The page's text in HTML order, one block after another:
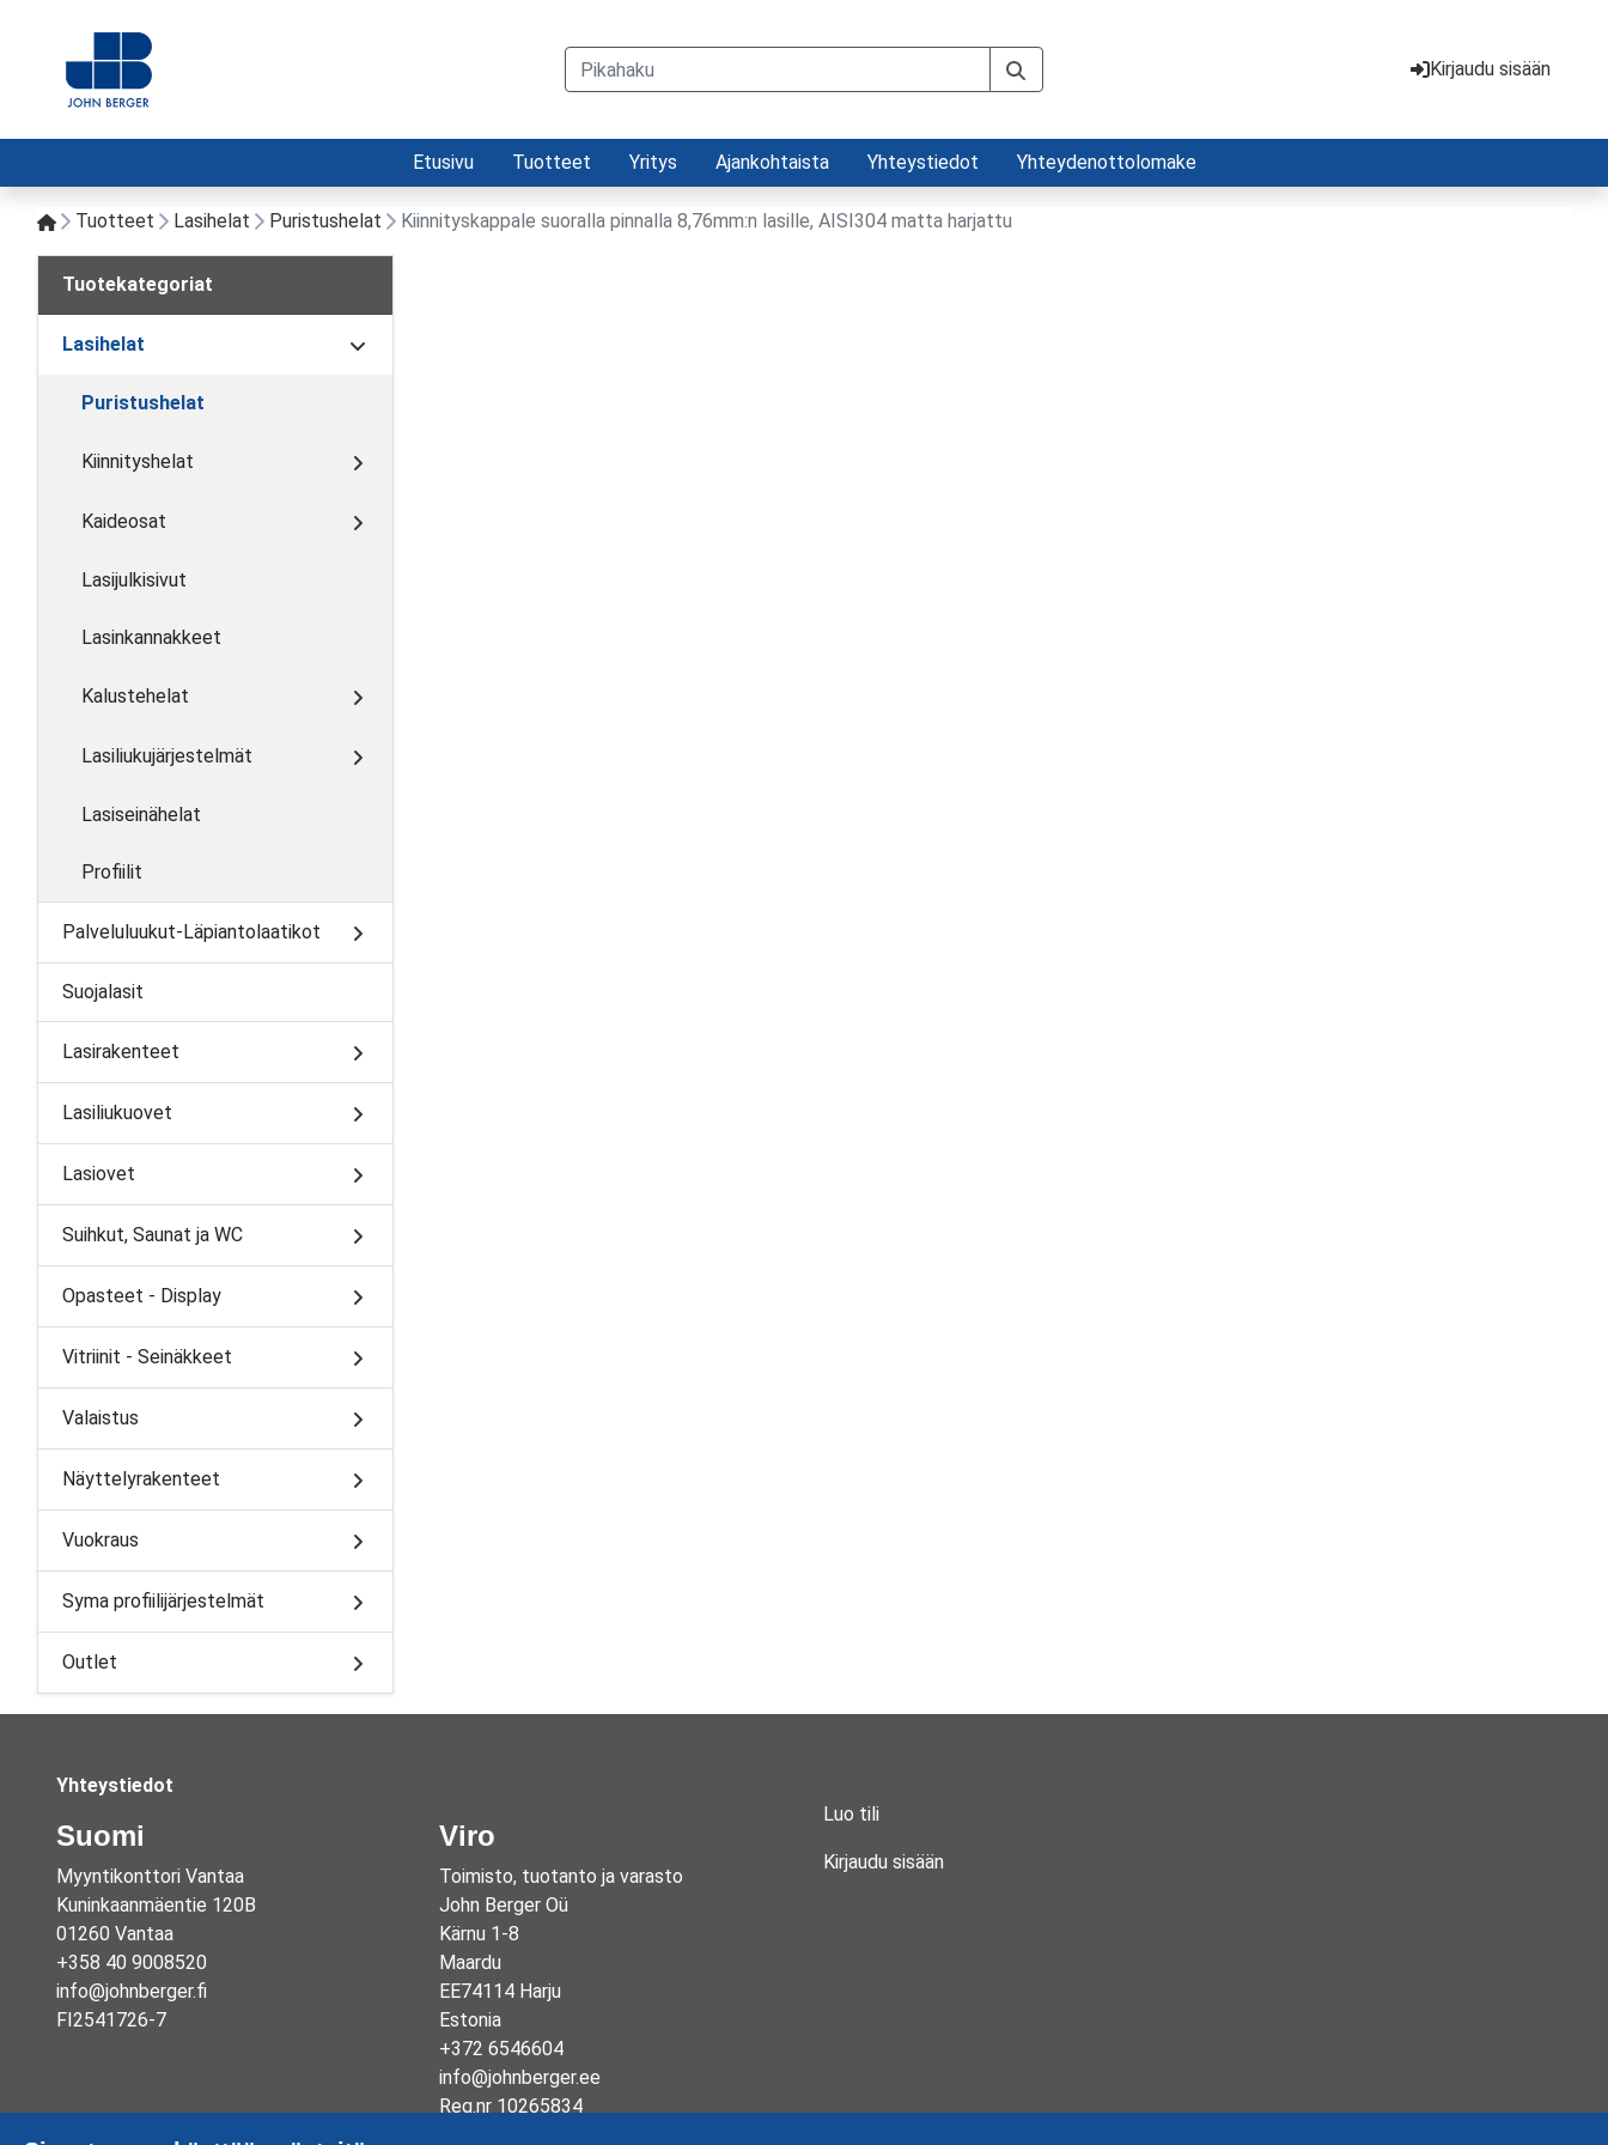
Kirjaudu sisään
Etusivu Tuotteet Yritys Ajankohtaista Yhteystiedot Yhteydenottolomake
Tuotteet Lasihelat Puristushelat Kiinnityskappale suoralla pinnalla 8,76mm:n lasille, AISI304 matta harjattu
Tuotekategoriat
Lasihelat
Puristushelat
Kiinnityshelat
Kaideosat
Lasijulkisivut
Lasinkannakkeet
Kalustehelat
Lasiliukujärjestelmät
Lasiseinähelat
Profiilit
Palveluluukut-Läpiantolaatikot
Suojalasit
Lasirakenteet
Lasiliukuovet
Lasiovet
Suihkut, Saunat ja WC
Opasteet - Display
Vitriinit - Seinäkkeet
Valaistus
Näyttelyrakenteet
Vuokraus
Syma profiilijärjestelmät
Outlet
Yhteystiedot
Suomi
Myyntikonttori Vantaa
Kuninkaanmäentie 120B
01260 Vantaa
+358 40 9008520
info@johnberger.fi
FI2541726-7
Viro
Toimisto, tuotanto ja varasto
John Berger Oü
Kärnu 1-8
Maardu
EE74114 Harju
Estonia
+372 6546604
info@johnberger.ee
Reg.nr 10265834
Luo tili
Kirjaudu sisään